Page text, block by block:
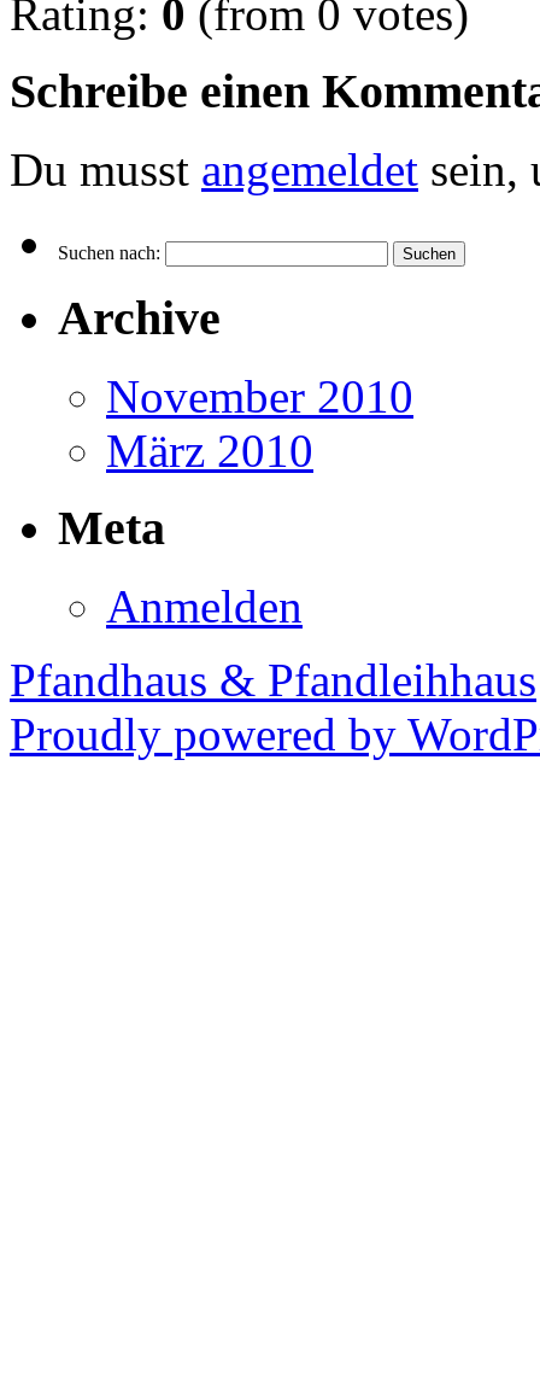
Rating: 0 (from 0 votes)
Schreibe einen
Du musst angemeldet sein,
Suchen nach:
Archive
November 2010
März 2010
Meta
Anmelden
Pfandhaus & Pfandleihhaus
Proudly powered by